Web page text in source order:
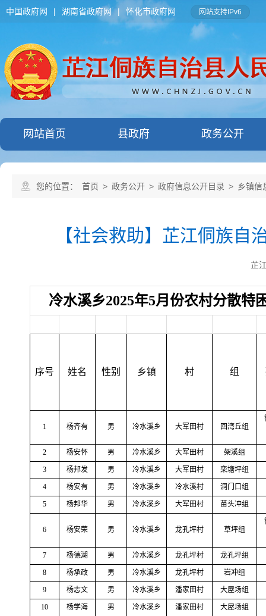
中国政府网 | 湖南省政府网 | 怀化市政府网 网站支持IPv6
网站首页 县政府 政务公开
您的位置： 首页 > 政务公开 > 政府信息公开目录 > 乡镇信
【社会救助】芷江侗族自
芷
冷水溪乡2025年5月份农村分散特
序号 姓名 性别 乡镇 村 组
1 杨齐有 男 冷水溪乡 大军田村 回湾丘组
2 杨安怀 男 冷水溪乡 大军田村 架溪组
3 杨邦发 男 冷水溪乡 大军田村 栾塘坪组
4 杨安有 男 冷水溪乡 冷水溪村 洞门口组
5 杨邦华 男 冷水溪乡 大军田村 苗头冲组
6 杨安荣 男 冷水溪乡 龙孔坪村 草坪组
7 杨德湖 男 冷水溪乡 龙孔坪村 龙孔坪组
8 杨承政 男 冷水溪乡 龙孔坪村 岩冲组
9 杨志文 男 冷水溪乡 潘家田村 大屋场组
10 杨学海 男 冷水溪乡 潘家田村 大屋场组